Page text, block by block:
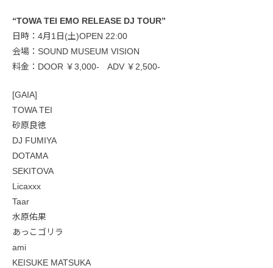
“TOWA TEI EMO RELEASE DJ TOUR”
日時：4月1日(土)OPEN 22:00
会場：SOUND MUSEUM VISION
料金：DOOR ￥3,000- ADV ￥2,500-
[GAIA]
TOWA TEI
砂原良徳
DJ FUMIYA
DOTAMA
SEKITOVA
Licaxxx
Taar
水原佑果
あっこゴリラ
ami
KEISUKE MATSUKA